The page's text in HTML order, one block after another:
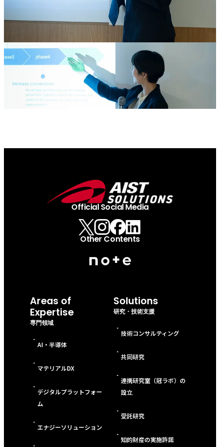
Official Social Media
Other Contents
Areas of
Expertise
専門領域
-
AI・半導体
-
マテリアルDX
-
デジタルプラットフォー
ム
-
エナジーソリューション
-
Solutions
研究・技術支援
-
技術コンサルティング
-
共同研究
-
連携研究室（冠ラボ）の
設立
-
受託研究
-
知的財産の実施許諾